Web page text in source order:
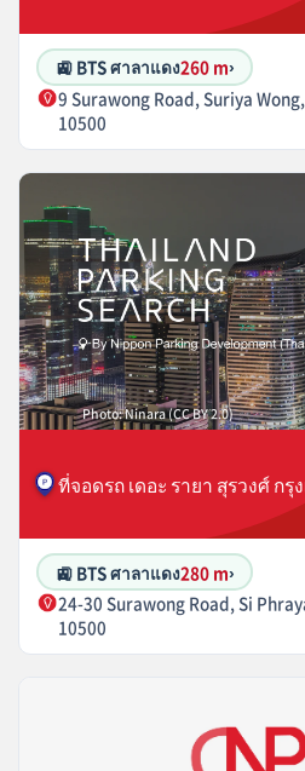
🚉 BTS ศาลาแดง260 m›
9 Surawong Road, Suriya
10500
Photo: Ninara (CC BY 2.0)
ที่จอดรถ เดอะ รายา สุรวงศ์ กรุ
🚉 BTS ศาลาแดง280 m›
24-30 Surawong Road, Si
10500